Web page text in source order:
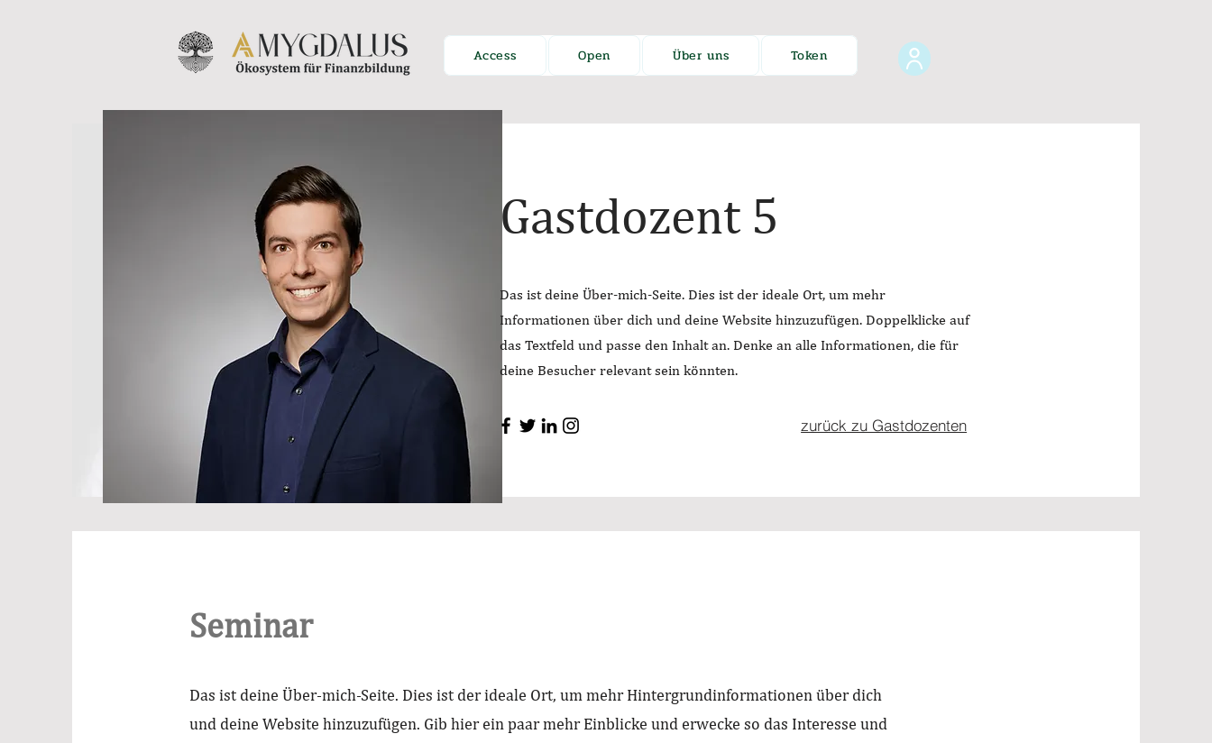
Access Open Über uns Token
Gastdozent 5
Das ist deine Über-mich-Seite. Dies ist der ideale Ort, um mehr
Informationen über dich und deine Website hinzuzufügen. Doppelklicke auf
das Textfeld und passe den Inhalt an. Denke an alle Informationen, die für
deine Besucher relevant sein könnten.
zurück zu Gastdozenten
Seminar
Das ist deine Über-mich-Seite. Dies ist der ideale Ort, um mehr Hintergrundinformationen über dich
und deine Website hinzuzufügen. Gib hier ein paar mehr Einblicke und erwecke so das Interesse und